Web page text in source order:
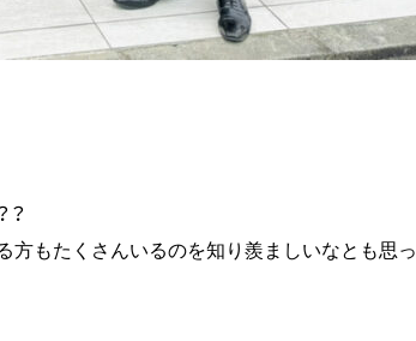
方もたくさんいるのを知り羨ましいなとも思っ